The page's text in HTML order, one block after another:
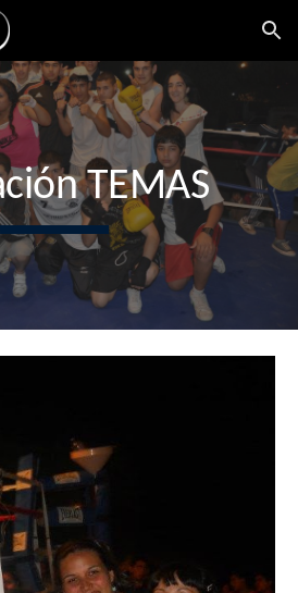
Skip to navigation
TEMAS